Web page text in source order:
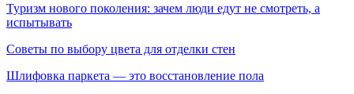
Туризм нового поколения: зачем люди едут не смотреть, а
испытывать
Советы по выбору цвета для отделки стен
Шлифовка паркета — это восстановление пола